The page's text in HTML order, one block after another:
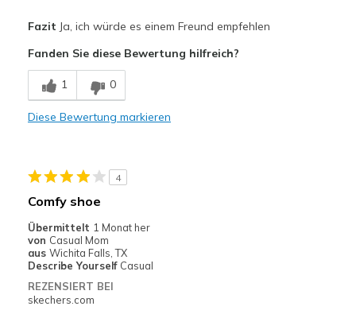
Breathe Well
Comfortable
Casual Wear
Width
Feels true to width
Sizing
Feels true to size
View On Shoes
Fazit Ja, ich würde es einem Freund empfehlen
Fanden Sie diese Bewertung hilfreich?
1 0
Diese Bewertung markieren
4
Comfy shoe
Übermittelt 1 Monat her
von Casual Mom
aus Wichita Falls, TX
Describe Yourself Casual
REZENSIERT BEI
skechers.com